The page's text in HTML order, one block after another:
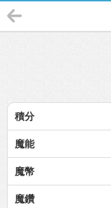
積分
魔能
魔幣
魔鑽